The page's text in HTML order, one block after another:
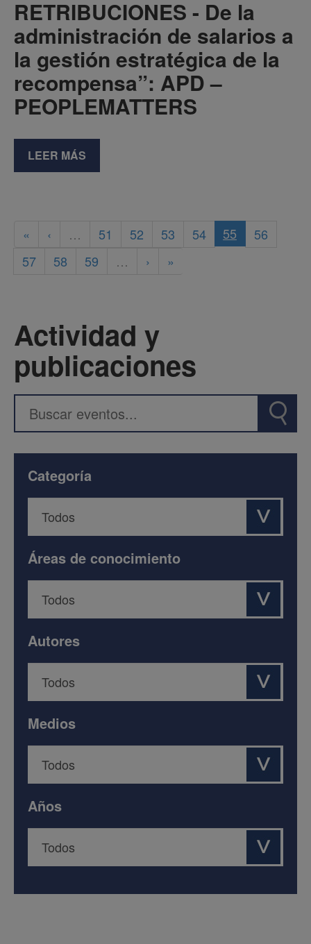
RETRIBUCIONES - De la
administración de salarios a
la gestión estratégica de la
recompensa”: APD –
PEOPLEMATTERS
LEER MÁS
« ‹ … 51 52 53 54 55
56
57
58 59 … › »
Actividad y
publicaciones
Categoría
Áreas de conocimiento
Autores
Medios
Años